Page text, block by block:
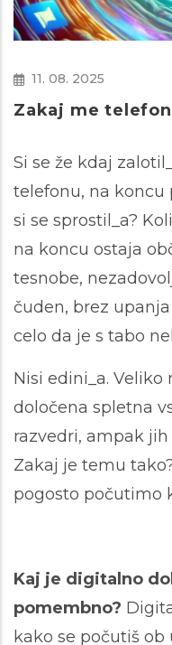
11. 08. 2025
Zakaj me
Si se že kdaj
telefonu, na koncu
si se sprostil_a?
na koncu ostaja
tesnobe,
čuden, brez
celo da je s tabo
Nisi edini_a.
določena spletna
razvedri, ampak
Zakaj je temu
pogosto počutimo
Kaj je digitalno
pomembno?
kako se počutiš